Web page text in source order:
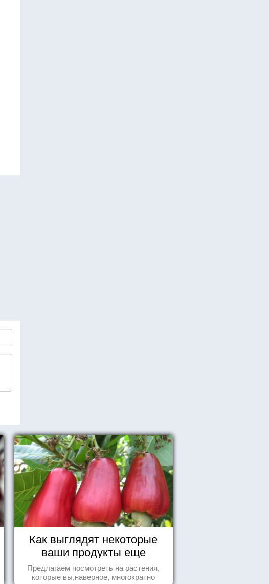
Как выглядят некоторые
ваши продукты еще
живыми?
Предлагаем посмотреть на растения,
которые вы,наверное, многократно